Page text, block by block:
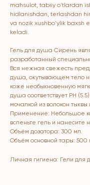
mahsulot, tabiiy o'tlardan
hidlanishdan, terlashdan
va nozik xushbo'ylik baxsh
keladi.
Гель для душа Сирень
разработанный
Вся нежная свежесть
душа, окутывающем тело
коже необыкновенную
душа соответствует PH
мочалкой из волокон
Применение: Небольшое
вспеньте гель и нанесите
Объём дозатора: 300 мл.
Объём основной тары: 500
Личная гигиена: Гели для
ERSAG
Bosh sahifa
Kompaniya haqida
Kontaktlar
Marketing
hamkor
Ro'yxatdan o'tish
To‘lov va yetkazib berish